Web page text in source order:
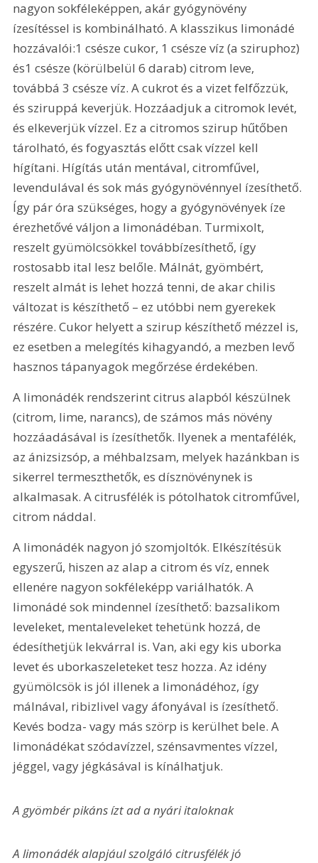
nagyon sokféleképpen, akár gyógynövény
ízesítéssel is kombinálható. A klasszikus limonádé
hozzávalói:1 csésze cukor, 1 csésze víz (a sziruphoz)
és1 csésze (körülbelül 6 darab) citrom leve,
továbbá 3 csésze víz. A cukrot és a vizet felfőzzük,
és sziruppá keverjük. Hozzáadjuk a citromok levét,
és elkeverjük vízzel. Ez a citromos szirup hűtőben
tárolható, és fogyasztás előtt csak vízzel kell
hígítani. Hígítás után mentával, citromfűvel,
levendulával és sok más gyógynövénnyel ízesíthető.
Így pár óra szükséges, hogy a gyógynövények íze
érezhetővé váljon a limonádéban. Turmixolt,
reszelt gyümölcsökkel továbbízesíthető, így
rostosabb ital lesz belőle. Málnát, gyömbért,
reszelt almát is lehet hozzá tenni, de akar chilis
változat is készíthető – ez utóbbi nem gyerekek
részére. Cukor helyett a szirup készíthető mézzel is,
ez esetben a melegítés kihagyandó, a mezben levő
hasznos tápanyagok megőrzése érdekében.
A limonádék rendszerint citrus alapból készülnek
(citrom, lime, narancs), de számos más növény
hozzáadásával is ízesíthetők. Ilyenek a mentafélék,
az ánizsizsóp, a méhbalzsam, melyek hazánkban is
sikerrel termeszthetők, es dísznövénynek is
alkalmasak. A citrusfélék is pótolhatok citromfűvel,
citrom náddal.
A limonádék nagyon jó szomjoltók. Elkészítésük
egyszerű, hiszen az alap a citrom és víz, ennek
ellenére nagyon sokféleképp variálhatók. A
limonádé sok mindennel ízesíthető: bazsalikom
leveleket, mentaleveleket tehetünk hozzá, de
édesíthetjük lekvárral is. Van, aki egy kis uborka
levet és uborkaszeleteket tesz hozza. Az idény
gyümölcsök is jól illenek a limonádéhoz, így
málnával, ribizlivel vagy áfonyával is ízesíthető.
Kevés bodza- vagy más szörp is kerülhet bele. A
limonádékat szódavízzel, szénsavmentes vízzel,
jéggel, vagy jégkásával is kínálhatjuk.
A gyömbér pikáns ízt ad a nyári italoknak
A limonádék alapjául szolgáló citrusfélék jó